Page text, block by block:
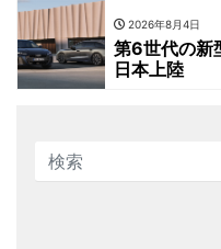
2026年8月4日
第6世代の新
日本上陸